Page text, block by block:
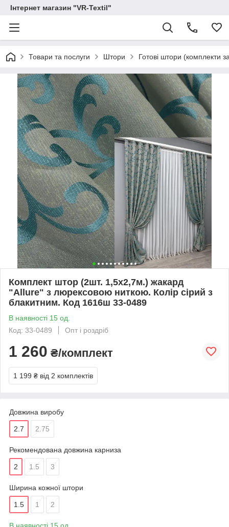
Інтернет магазин "VR-Textil"
Товари та послуги Штори Готові штори (комплекти
Комплект штор (2шт. 1,5х2,7м.) жакард
"Allure" з люрексовою ниткою. Колір сірий з
блакитним. Код 1616ш 33-0489
В наявності 15 од.
Код: 33-0489
Опт і роздріб
1 260 ₴/комплект
1 199 ₴ від 2 комплектів
Довжина виробу
2.7 2.75
Рекомендована довжина карниза
2 1.5 3
Ширина кожної штори
1.5 1 2
В наявності 15 од.